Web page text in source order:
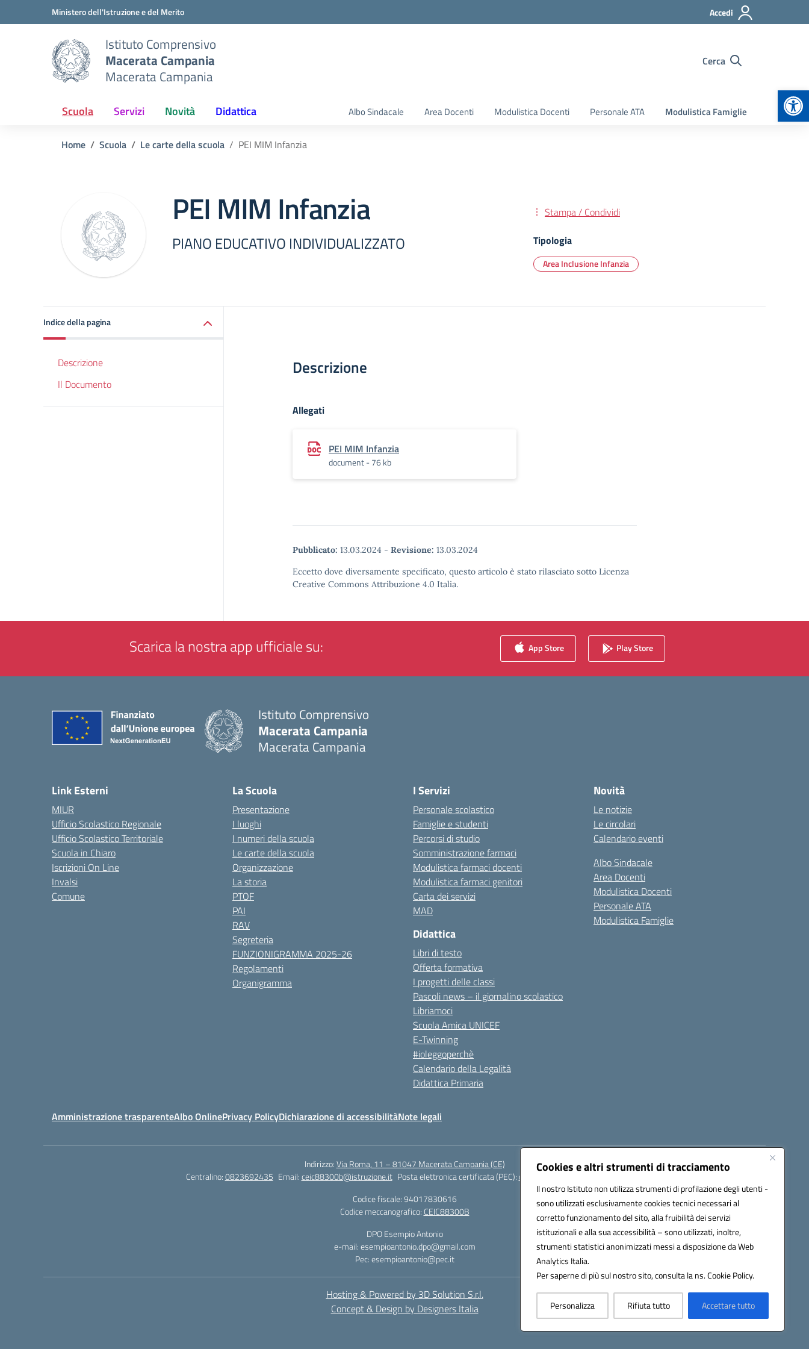
Cookies e altri strumenti di tracciamento
Il nostro Istituto non utilizza strumenti di profilazione degli utenti -
sono utilizzati esclusivamente cookies tecnici necessari al
corretto funzionamento del sito, alla fruibilità dei servizi
istituzionali e alla sua accessibilità – sono utilizzati, inoltre,
strumenti statistici anonimizzati messi a disposizione da Web
Analytics Italia.
Per saperne di più sul nostro sito, consulta la ns. Cookie Policy.
Personalizza Rifiuta tutto Accettare tutto
Vai ai contenuti
Vai al menu di navigazioneMinistero dell'Istruzione e del Merito Accedi
Istituto Comprensivo
Macerata Campania
Macerata Campania
Cerca
Scuola Servizi Novità Didattica Albo Sindacale Area Docenti Modulistica Docenti Personale ATA Modulistica Famiglie
Home Scuola Le carte della scuola PEI MIM Infanzia
PEI MIM Infanzia
PIANO EDUCATIVO INDIVIDUALIZZATO
Stampa / Condividi
Tipologia
Area Inclusione Infanzia
Indice della pagina
Descrizione
Il Documento
Descrizione
Allegati
PEI MIM Infanzia
document - 76 kb
Pubblicato: 13.03.2024 - Revisione: 13.03.2024
Eccetto dove diversamente specificato, questo articolo è stato rilasciato sotto Licenza
Creative Commons Attribuzione 4.0 Italia.
Scarica la nostra app ufficiale su: App Store Play Store
Istituto Comprensivo
Macerata Campania
Macerata Campania
Link Esterni
MIUR
Ufficio Scolastico Regionale
Ufficio Scolastico Territoriale
Scuola in Chiaro
Iscrizioni On Line
Invalsi
Comune
La Scuola
Presentazione
I luoghi
I numeri della scuola
Le carte della scuola
Organizzazione
La storia
PTOF
PAI
RAV
Segreteria
FUNZIONIGRAMMA 2025-26
Regolamenti
Organigramma
I Servizi
Personale scolastico
Famiglie e studenti
Percorsi di studio
Somministrazione farmaci
Modulistica farmaci docenti
Modulistica farmaci genitori
Carta dei servizi
MAD
Didattica
Libri di testo
Offerta formativa
I progetti delle classi
Pascoli news – il giornalino scolastico
Libriamoci
Scuola Amica UNICEF
E-Twinning
#ioleggoperchè
Calendario della Legalità
Didattica Primaria
Novità
Le notizie
Le circolari
Calendario eventi
Albo Sindacale
Area Docenti
Modulistica Docenti
Personale ATA
Modulistica Famiglie
Amministrazione trasparenteAlbo OnlinePrivacy PolicyDichiarazione di accessibilitàNote legali
Indirizzo:Via Roma, 11 – 81047 Macerata Campania (CE)
Centralino:0823692435 Email:ceic88300b@istruzione.it Posta elettronica certificata (PEC):ceic88300b@pec.istruzione.it
Codice fiscale: 94017830616
Codice meccanografico: CEIC88300B
DPO Esempio Antonio
e-mail: esempioantonio.dpo@gmail.com
Pec: esempioantonio@pec.it
Hosting & Powered by 3D Solution S.r.l.
Concept & Design by Designers Italia